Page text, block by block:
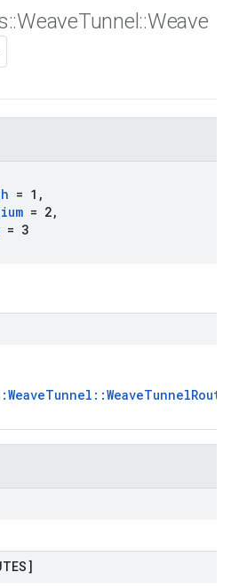
::WeaveTunnel ::Weave
= 1 ,
= 2,
= 3